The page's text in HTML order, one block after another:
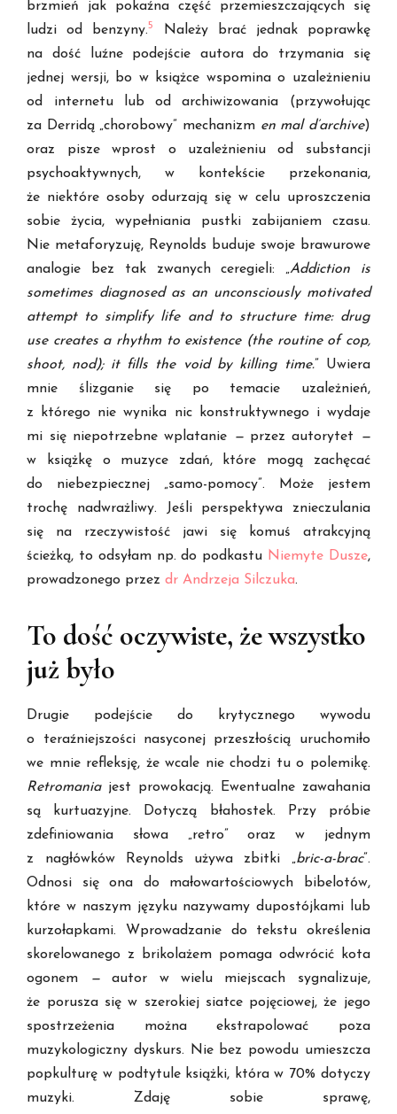
brzmień jak pokaźna część przemieszczających się
ludzi od benzyny.5
Należy brać jednak poprawkę
na dość luźne podejście autora do trzymania się
jednej wersji, bo w książce wspomina o uzależnieniu
od internetu lub od archiwizowania (przywołując
za Derridą „chorobowy” mechanizm en mal d’archive)
oraz pisze wprost o uzależnieniu od substancji
psychoaktywnych, w kontekście przekonania,
że niektóre osoby odurzają się w celu uproszczenia
sobie życia, wypełniania pustki zabijaniem czasu.
Nie metaforyzuję, Reynolds buduje swoje brawurowe
analogie bez tak zwanych ceregieli: „Addiction is
sometimes diagnosed as an unconsciously motivated
attempt to simplify life and to structure time: drug
use creates a rhythm to existence (the routine of cop,
shoot, nod); it fills the void by killing time.” Uwiera
mnie ślizganie się po temacie uzależnień,
z którego nie wynika nic konstruktywnego i wydaje
mi się niepotrzebne wplatanie
—przez autorytet
—
w książkę o muzyce zdań, które mogą zachęcać
do niebezpiecznej „samo-pomocy”. Może jestem
trochę nadwrażliwy. Jeśli perspektywa znieczulania
się na rzeczywistość jawi się komuś atrakcyjną
ścieżką, to odsyłam np. do podkastu Niemyte Dusze,
prowadzonego przezdr Andrzeja Silczuka.
To dość oczywiste, że wszystko
już było
Drugie podejście do krytycznego wywodu
o teraźniejszości nasyconej przeszłością uruchomiło
we mnie refleksję, że wcale nie chodzi tu o polemikę.
Retromaniajest prowokacją. Ewentualne zawahania
są kurtuazyjne. Dotyczą błahostek. Przy próbie
zdefiniowania słowa „retro” oraz w jednym
z nagłówków Reynolds używa zbitki „bric-a-brac”.
Odnosi się ona do małowartościowych bibelotów,
które w naszym języku nazywamy dupostójkami lub
kurzołapkami. Wprowadzanie do tekstu określenia
skorelowanego z brikolażem pomaga odwrócić kota
ogonem
—autor w wielu miejscach sygnalizuje,
że porusza się w szerokiej siatce pojęciowej, że jego
spostrzeżenia można ekstrapolować poza
muzykologiczny dyskurs. Nie bez powodu umieszcza
popkulturę w podtytule książki, która w 70% dotyczy
muzyki. Zdaję sobie sprawę,